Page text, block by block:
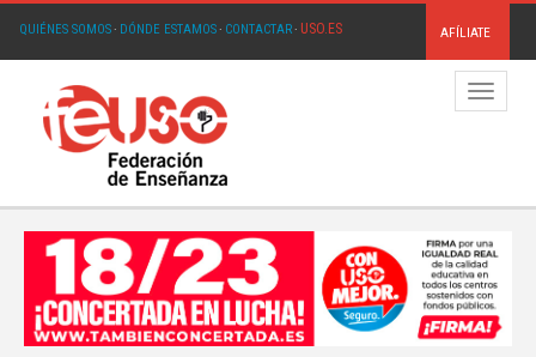
QUIÉNES SOMOS· DÓNDE ESTAMOS· CONTACTAR· USO.ES AFÍLIATE
Menú